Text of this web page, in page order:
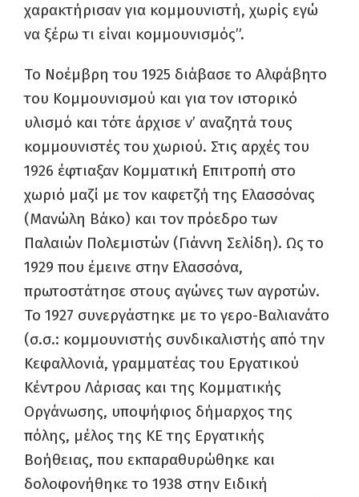
χαρακτήρισαν για κομμουνιστή, χωρίς εγώ
να ξέρω τι είναι κομμουνισμός”.
Το Νοέμβρη του 1925 διάβασε το Αλφάβητο
του Κομμουνισμού και για τον ιστορικό
υλισμό και τότε άρχισε ν’ αναζητά τους
κομμουνιστές του χωριού. Στις αρχές του
1926 έφτιαξαν Κομματική Επιτροπή στο
χωριό μαζί με τον καφετζή της Ελασσόνας
(Μανώλη Βάκο) και τον πρόεδρο των
Παλαιών Πολεμιστών (Γιάννη Σελίδη). Ως το
1929 που έμεινε στην Ελασσόνα,
πρωτοστάτησε στους αγώνες των αγροτών.
Το 1927 συνεργάστηκε με το γερο-Βαλιανάτο
(σ.σ.: κομμουνιστής συνδικαλιστής από την
Κεφαλλονιά, γραμματέας του Εργατικού
Κέντρου Λάρισας και της Κομματικής
Οργάνωσης, υποψήφιος δήμαρχος της
πόλης, μέλος της ΚΕ της Εργατικής
Βοήθειας, που εκπαραθυρώθηκε και
δολοφονήθηκε το 1938 στην Ειδική